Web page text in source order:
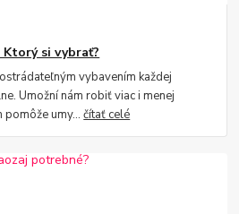
si vybrať?
vybavením každej
Umožní nám robiť viac i menej
pomôže umy...čítať celé